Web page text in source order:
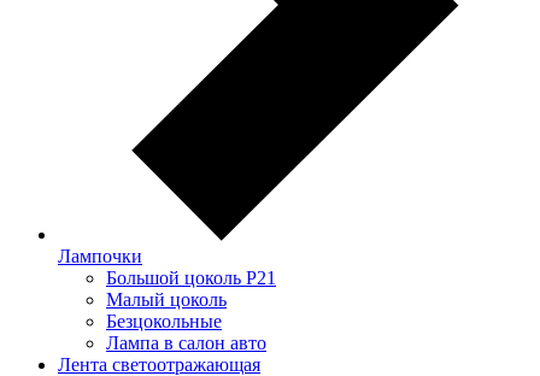
Лампочки
Большой цоколь P21
Малый цоколь
Безцокольные
Лампа в салон авто
Лента светоотражающая